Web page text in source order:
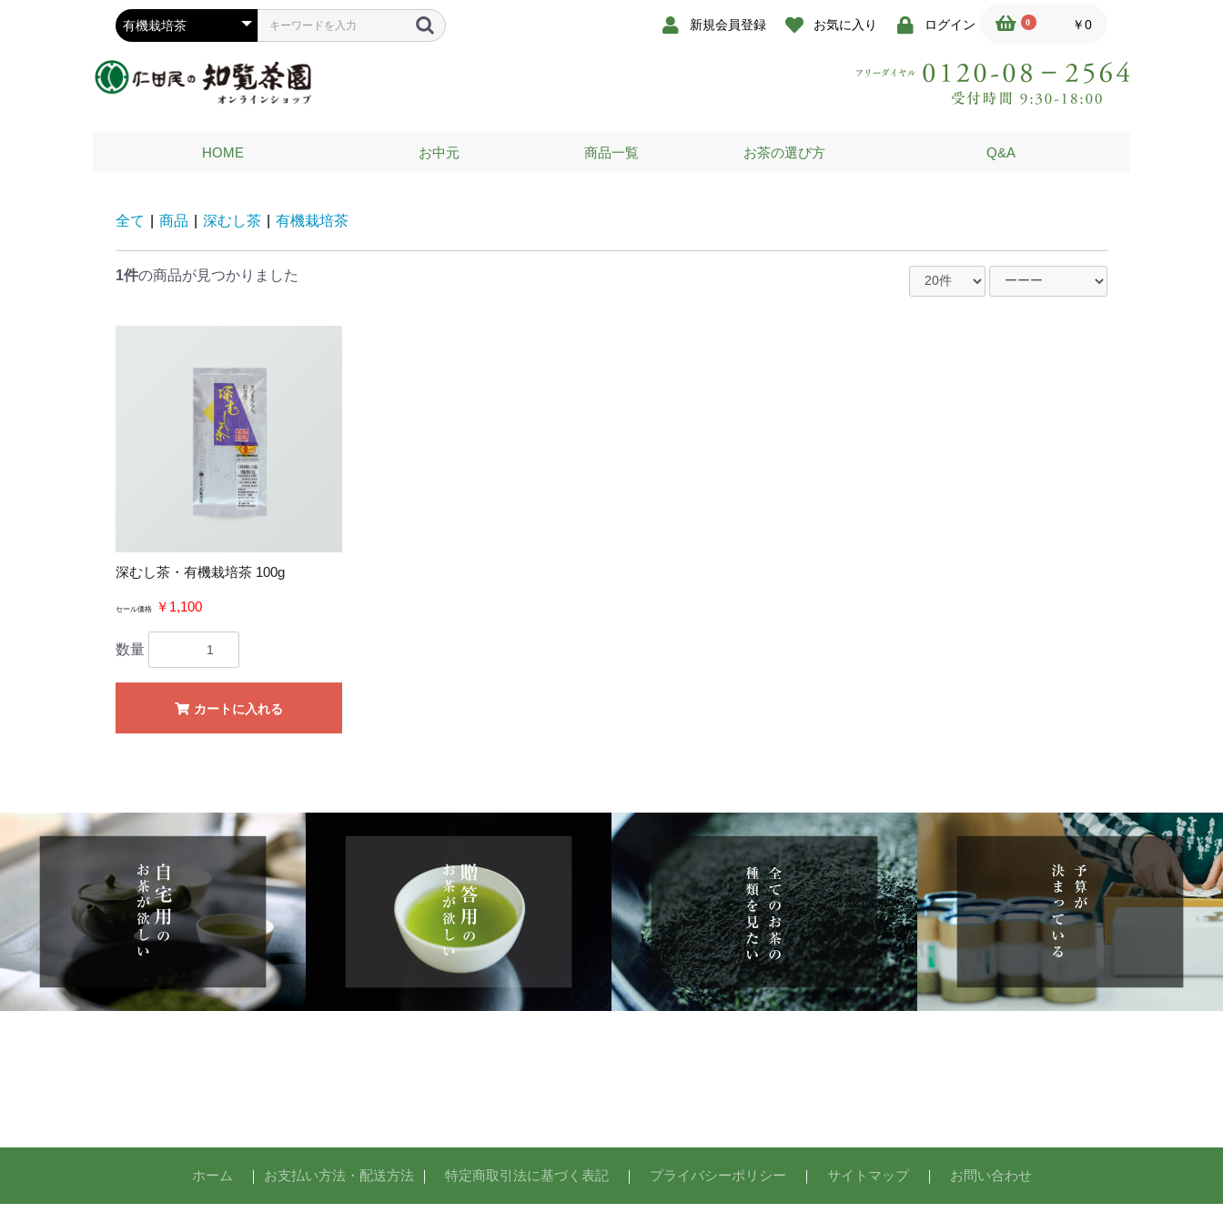
新規会員登録 お気に入り ログイン 0 ￥0
HOME お中元 商品一覧 お茶の選び方 Q&A
全て 商品 深むし茶 有機栽培茶
1件の商品が見つかりました
深むし茶・有機栽培茶 100g
セール価格 ￥1,100
数量
カートに入れる
ホーム ｜ お支払い方法・配送方法 ｜ 特定商取引法に基づく表記｜ プライバシーポリシー ｜ サイトマップ｜ お問い合わせ